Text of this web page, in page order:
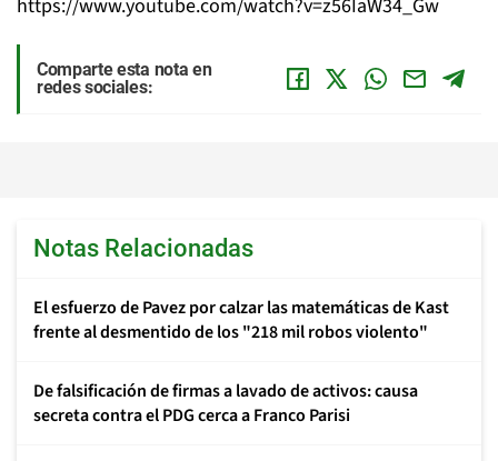
https://www.youtube.com/watch?v=z56IaW34_Gw
Comparte esta nota en
redes sociales:
Notas Relacionadas
El esfuerzo de Pavez por calzar las matemáticas de Kast
frente al desmentido de los "218 mil robos violento"
De falsificación de firmas a lavado de activos: causa
secreta contra el PDG cerca a Franco Parisi